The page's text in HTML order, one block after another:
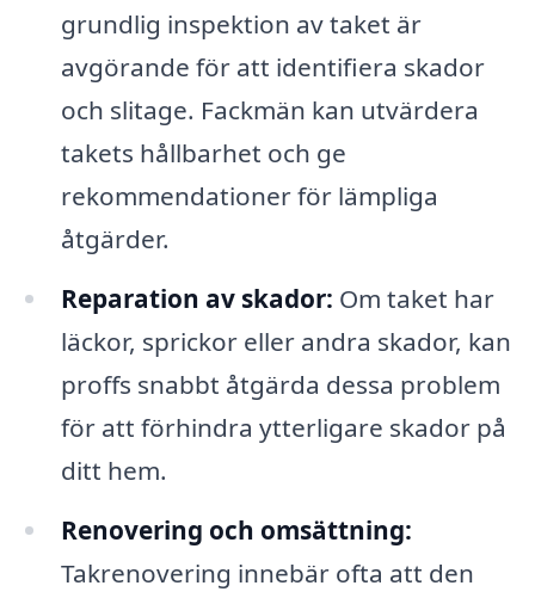
grundlig inspektion av taket är
avgörande för att identifiera skador
och slitage. Fackmän kan utvärdera
takets hållbarhet och ge
rekommendationer för lämpliga
åtgärder.
Reparation av skador: Om taket har
läckor, sprickor eller andra skador, kan
proffs snabbt åtgärda dessa problem
för att förhindra ytterligare skador på
ditt hem.
Renovering och omsättning:
Takrenovering innebär ofta att den